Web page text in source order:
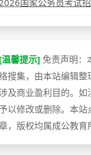
馨提示] 免责声明：
搜集，由本站编辑
及商业盈利目的。如
以修改或删除。本站
，版权均属成公教育